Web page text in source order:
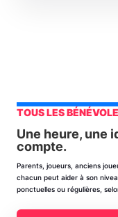
TOUS LES
Une heure, une
compte.
Parents, joueurs, anciens
chacun peut aider à son
ponctuelles ou régulières,